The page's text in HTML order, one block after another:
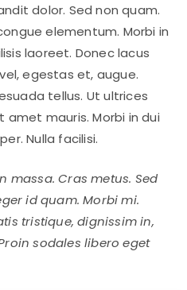
dolor. Sed non quam.
elementum. Morbi in
laoreet. Donec lacus
egestas et, augue.
tellus. Ut ultrices
amet mauris. Morbi in dui
Nulla facilisi.
Cras metus. Sed
id quam. Morbi mi.
tristique, dignissim in,
sodales libero eget